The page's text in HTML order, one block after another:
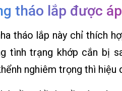
tháo lắp được
tháo lắp này chỉ thích
tình trạng khớp cắn bị
nghiêm trọng thì